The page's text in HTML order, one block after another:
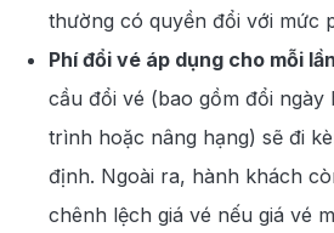
thường có quyền đổi với mức
Phí đổi vé áp dụng cho mỗi
cầu đổi vé (bao gồm đổi ngày
trình hoặc nâng hạng) sẽ đi
định. Ngoài ra, hành khách
chênh lệch giá vé nếu giá vé